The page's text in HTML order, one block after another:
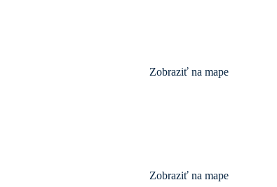
Zobraziť na mape
Zobraziť na mape